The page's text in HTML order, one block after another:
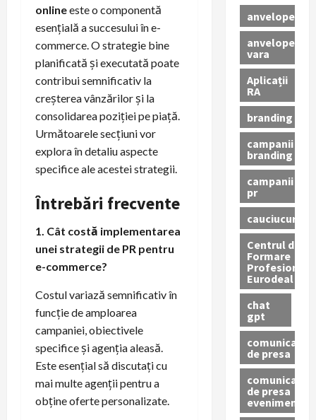
onlineeste o componentă
esențială a succesului în e-
commerce. O strategie bine
planificată și executată poate
contribui semnificativ la
creșterea vânzărilor și la
consolidarea poziției pe piață.
Următoarele secțiuni vor
explora în detaliu aspecte
specifice ale acestei strategii.
Întrebări frecvente
1. Cât costă implementarea
unei strategii de PR pentru
e-commerce?
Costul variază semnificativ în
funcție de amploarea
campaniei, obiectivele
specifice și agenția aleasă.
Este esențial să discutați cu
mai multe agenții pentru a
obține oferte personalizate.
anvelope
anvelope
vara
Aplicații
RA
branding
campanii
branding
campanii
pr
cauciucuri
Centrul de
Formare
Profesionala
Eurodeal
chat
gpt
comunicat
de presa
comunicat
de presa
eveniment